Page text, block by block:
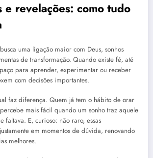
e revelações: como tudo
uma ligação maior com Deus, sonhos
de transformação. Quando existe fé, até
para aprender, experimentar ou receber
com decisões importantes.
faz diferença. Quem já tem o hábito de orar
mais fácil quando um sonho traz aquele
faltava. E, curioso: não raro, essas
em momentos de dúvida, renovando
melhores.